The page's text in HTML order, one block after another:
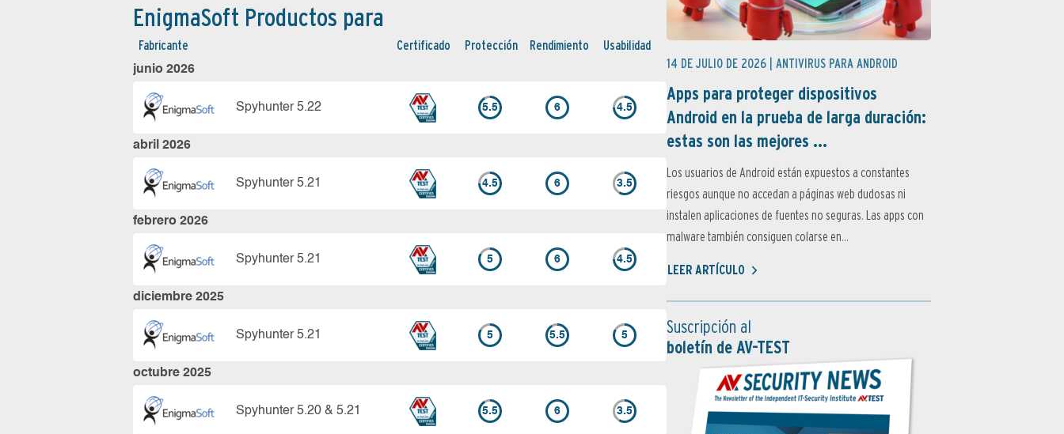
EnigmaSoft Productos para
Fabricante Certi­ficado Protección Rendimiento Usabilidad
junio 2026
Spyhunter 5.22 5.5 6 4.5
abril 2026
Spyhunter 5.21 4.5 6 3.5
febrero 2026
Spyhunter 5.21 5 6 4.5
diciembre 2025
Spyhunter 5.21 5 5.5 5
octubre 2025
Spyhunter 5.20 & 5.21 5.5 6 3.5
14 DE JULIO DE 2026 | ANTIVIRUS PARA ANDROID
Apps para proteger dispositivos
Android en la prueba de larga duración:
estas son las mejores ...
Los usuarios de Android están expuestos a constantes
riesgos aunque no accedan a páginas web dudosas ni
instalen aplicaciones de fuentes no seguras. Las apps con
malware también consiguen colarse en...
LEER ARTÍCULO
Suscripción al
boletín de AV-TEST